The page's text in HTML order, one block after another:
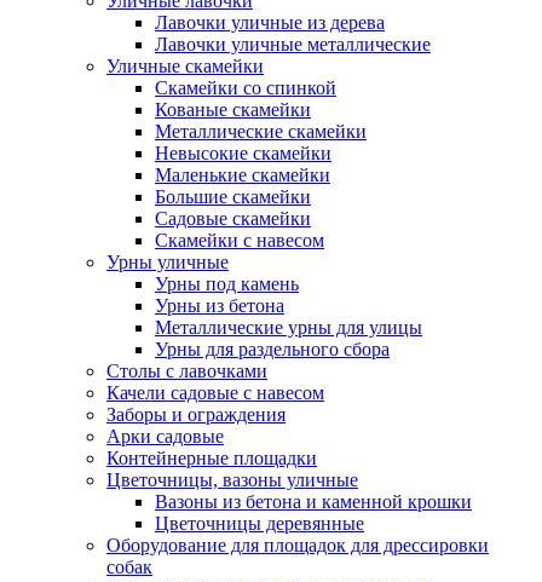
Лавочки уличные из дерева
Лавочки уличные металлические
Уличные скамейки
Скамейки со спинкой
Кованые скамейки
Металлические скамейки
Невысокие скамейки
Маленькие скамейки
Большие скамейки
Садовые скамейки
Скамейки с навесом
Урны уличные
Урны под камень
Урны из бетона
Металлические урны для улицы
Урны для раздельного сбора
Столы с лавочками
Качели садовые с навесом
Заборы и ограждения
Арки садовые
Контейнерные площадки
Цветочницы, вазоны уличные
Вазоны из бетона и каменной крошки
Цветочницы деревянные
Оборудование для площадок для дрессировки
собак